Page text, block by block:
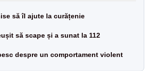
să îl ajute la curățenie
să scape și a sunat la 112
despre un comportament violent